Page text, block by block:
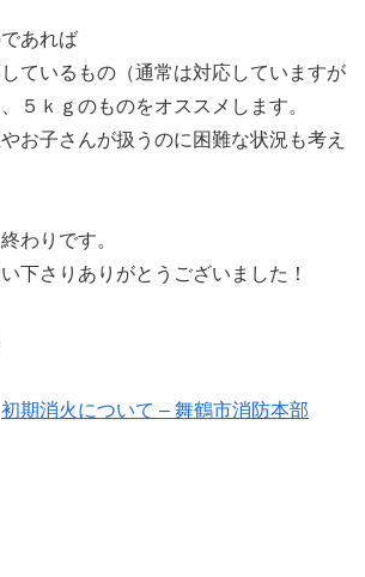
あれば
ているもの（通常は対応していますが
５ｋｇのものをオススメします。
お子さんが扱うのに困難な状況も考え
わりです。
下さりありがとうございました！
初期消火について – 舞鶴市消防本部